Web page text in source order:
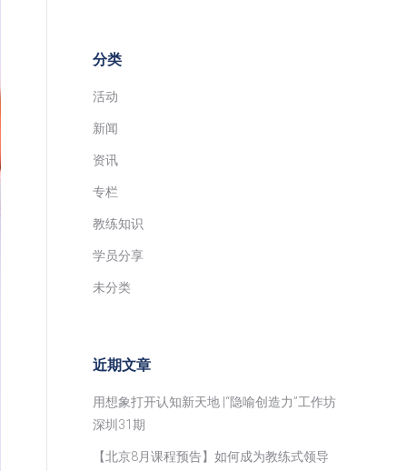
分类
活动
新闻
资讯
专栏
教练知识
学员分享
未分类
近期文章
用想象打开认知新天地 |“隐喻创造力”工作坊
深圳31期
【北京8月课程预告】如何成为教练式领导